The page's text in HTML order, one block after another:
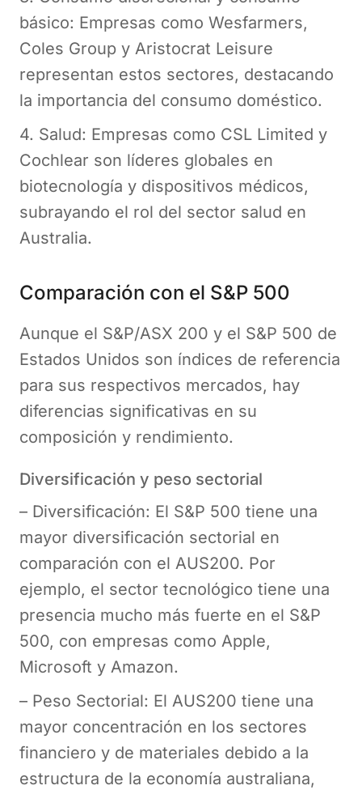
básico: Empresas como Wesfarmers,
Coles Group y Aristocrat Leisure
representan estos sectores, destacando
la importancia del consumo doméstico.
4. Salud: Empresas como CSL Limited y
Cochlear son líderes globales en
biotecnología y dispositivos médicos,
subrayando el rol del sector salud en
Australia.
Comparación con el S&P 500
Aunque el S&P/ASX 200 y el S&P 500 de
Estados Unidos son índices de referencia
para sus respectivos mercados, hay
diferencias significativas en su
composición y rendimiento.
Diversificación y peso sectorial
– Diversificación: El S&P 500 tiene una
mayor diversificación sectorial en
comparación con el AUS200. Por
ejemplo, el sector tecnológico tiene una
presencia mucho más fuerte en el S&P
500, con empresas como Apple,
Microsoft y Amazon.
– Peso Sectorial: El AUS200 tiene una
mayor concentración en los sectores
financiero y de materiales debido a la
estructura de la economía australiana,